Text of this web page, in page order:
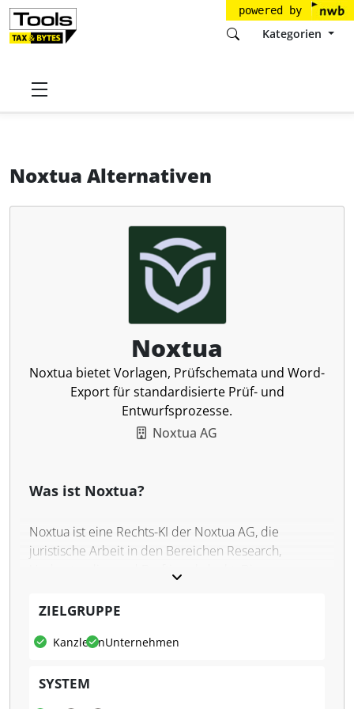
powered by
Kategorien
Startseite
Noxtua Alternativen
Noxtua
Noxtua bietet Vorlagen, Prüfschemata und Word-
Export für standardisierte Prüf- und
Entwurfsprozesse.
Noxtua AG
Was ist Noxtua?
Noxtua ist eine Rechts-KI der Noxtua AG, die
juristische Arbeit in den Bereichen Research,
Rechtsraum konzipiert und verarbeitet Nutzerdaten
Cloud.
Was kann Noxtua?
ZIELGRUPPE
KanzleienUnternehmen
SYSTEM